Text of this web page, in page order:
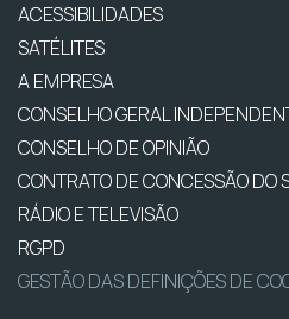
ACESSIBILIDADES
SATÉLITES
A EMPRESA
CONSELHO GERAL
CONSELHO DE OPINIÃO
CONTRATO DE CONCESSÃO DO
RÁDIO E TELEVISÃO
RGPD
GESTÃO DAS DEFINIÇÕES DE